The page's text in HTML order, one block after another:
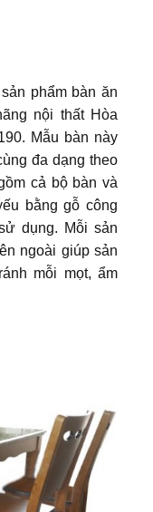
phẩm bàn ăn
nội thất Hòa
Mẫu bàn này
đa dạng theo
cả bộ bàn và
bằng gỗ công
dụng. Mỗi sản
ngoài giúp sản
mỗi mọt, ẩm